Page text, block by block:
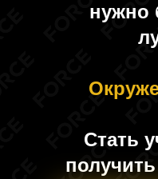
нужно
Стать